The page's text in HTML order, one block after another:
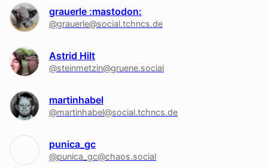
grauerle :mastodon:
@grauerle@social.tchncs.de
Astrid Hilt
@steinmetzin@gruene.social
martinhabel
@martinhabel@social.tchncs.de
punica_gc
@punica_gc@chaos.social